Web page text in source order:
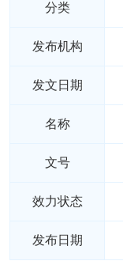
分类
发布机构
发文日期
名称
文号
效力状态
发布日期